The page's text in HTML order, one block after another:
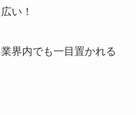
い！
界内でも一目置かれる